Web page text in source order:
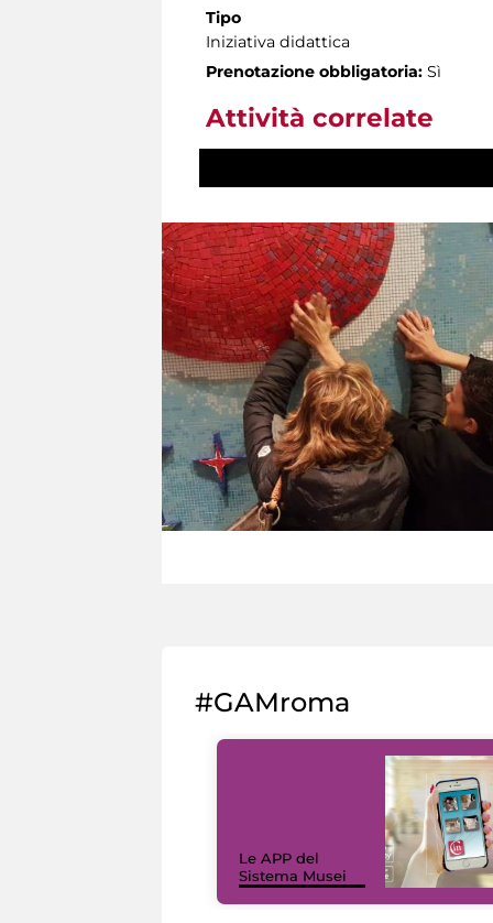
Tipo
Iniziativa didattica
Prenotazione obbligatoria: Sì
Attività correlate
#GAMroma
Le APP del
Sistema Musei